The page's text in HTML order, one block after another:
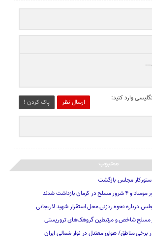
ارسال نظر پاک کردن !
وارد کنید:
محبوب
مجلس بازگشت
درباره نحوه ردزنی محل استقرار شهید لاریجانی